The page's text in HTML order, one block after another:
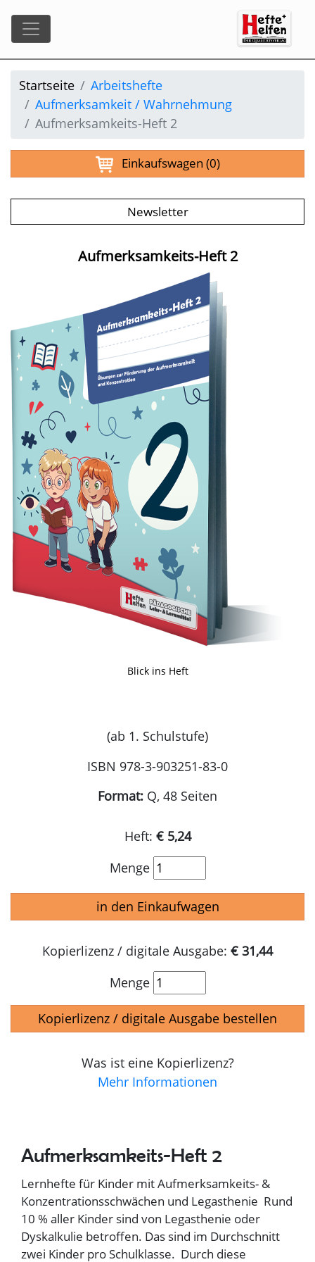
Startseite
Arbeitshefte
Aufmerksamkeit / Wahrnehmung
Aufmerksamkeits-Heft 2
Einkaufswagen (0)
Newsletter
Aufmerksamkeits-Heft 2
Blick ins Heft
(ab 1. Schulstufe)
ISBN 978-3-903251-83-0
Format: Q, 48 Seiten
Heft: € 5,24
Menge
in den Einkaufwagen
Kopierlizenz / digitale Ausgabe: € 31,44
Menge
Kopierlizenz / digitale Ausgabe bestellen
Was ist eine Kopierlizenz?
Mehr Informationen
Aufmerksamkeits-Heft 2
Lernhefte für Kinder mit Aufmerksamkeits- &
Konzentrationsschwächen und Legasthenie Rund
10 % aller Kinder sind von Legasthenie oder
Dyskalkulie betroffen. Das sind im Durchschnitt
zwei Kinder pro Schulklasse. Durch diese